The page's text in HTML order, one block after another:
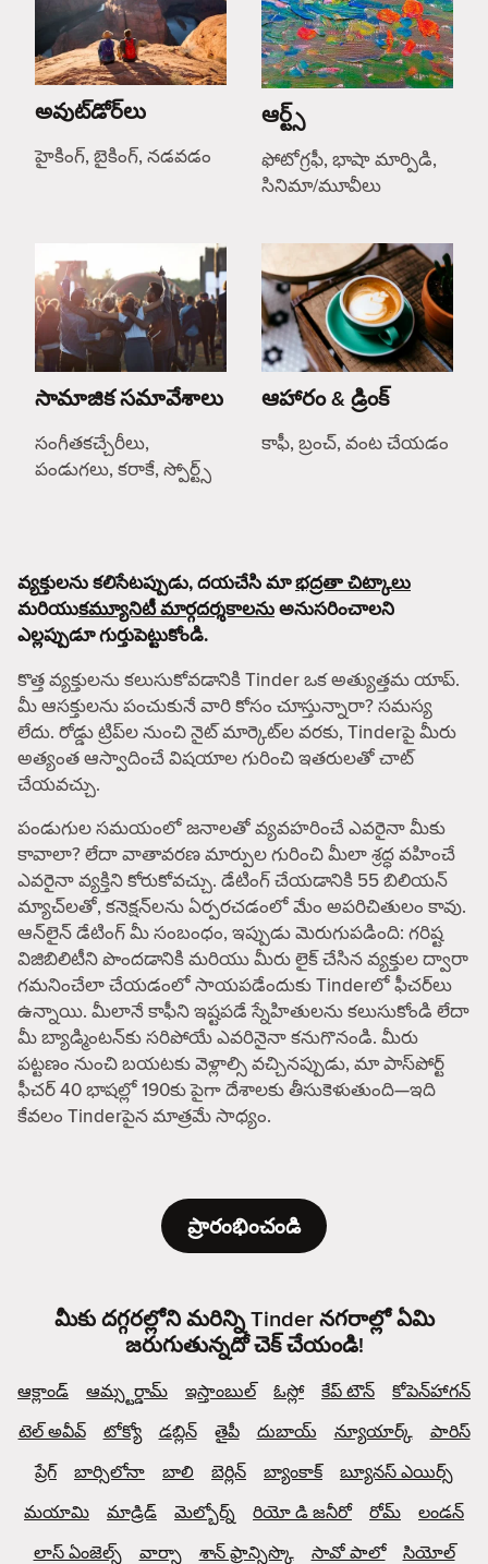
అవుట్‌డోర్‌లు
హైకింగ్, బైకింగ్, నడవడం
ఆర్ట్స్
ఫోటోగ్రఫీ, భాషా మార్పిడి,
సినిమా/మూవీలు
సామాజిక సమావేశాలు
సంగీతకచ్చేరీలు,
పండుగలు, కరాకే, స్పోర్ట్స్
ఆహారం & డ్రింక్
కాఫీ, బ్రంచ్, వంట చేయడం
వ్యక్తులను కలిసేటప్పుడు, దయచేసి మాభద్రతా చిట్కాలు
మరియుకమ్యూనిటీ మార్గదర్శకాలనుఅనుసరించాలని
ఎల్లప్పుడూ గుర్తుపెట్టుకోండి.
కొత్త వ్యక్తులను కలుసుకోవడానికి Tinder ఒక అత్యుత్తమ యాప్.
మీ ఆసక్తులను పంచుకునే వారి కోసం చూస్తున్నారా? సమస్య
లేదు. రోడ్డు ట్రిప్‌ల నుంచి నైట్ మార్కెట్‌ల వరకు, Tinderపై మీరు
అత్యంత ఆస్వాదించే విషయాల గురించి ఇతరులతో చాట్
చేయవచ్చు.
పండుగుల సమయంలో జనాలతో వ్యవహరించే ఎవరైనా మీకు
కావాలా? లేదా వాతావరణ మార్పుల గురించి మీలా శ్రద్ధ వహించే
ఎవరైనా వ్యక్తిని కోరుకోవచ్చు. డేటింగ్ చేయడానికి 55 బిలియన్
మ్యాచ్‌లతో, కనెక్షన్‌లను ఏర్పరచడంలో మేం అపరిచితులం కావు.
ఆన్‌లైన్ డేటింగ్ మీ సంబంధం, ఇప్పుడు మెరుగుపడింది: గరిష్ట
విజిబిలిటీని పొందడానికి మరియు మీరు లైక్ చేసిన వ్యక్తుల ద్వారా
గమనించేలా చేయడంలో సాయపడేందుకు Tinderలో ఫీచర్‌లు
ఉన్నాయి. మీలానే కాఫీని ఇష్టపడే స్నేహితులను కలుసుకోండి లేదా
మీ బ్యాడ్మింటన్‌కు సరిపోయే ఎవరినైనా కనుగొనండి. మీరు
పట్టణం నుంచి బయటకు వెళ్లాల్సి వచ్చినప్పుడు, మా పాస్‌పోర్ట్
ఫీచర్ 40 భాషల్లో 190కు పైగా దేశాలకు తీసుకెళుతుంది—ఇది
కేవలం Tinderపైన మాత్రమే సాధ్యం.
ప్రారంభించండి
మీకు దగ్గరల్లోని మరిన్ని Tinder నగరాల్లో ఏమి
జరుగుతున్నదో చెక్ చేయండి!
ఆక్లాండ్ ఆమ్స్టర్డామ్ ఇస్తాంబుల్ ఓస్లో కేప్ టౌన్
కోపెన్‌హాగన్
టెల్ అవీవ్
టోక్యో డబ్లిన్ తైపీ దుబాయ్ న్యూయార్క్
పారిస్
ప్రేగ్
బార్సిలోనా బాలి బెర్లిన్ బ్యాంకాక్
బ్యూనస్ ఎయిర్స్
మయామి
మాడ్రిడ్ మెల్బోర్న్ రియో డి జనీరో రోమ్
లండన్
లాస్ ఏంజెల్స్
వార్సా శాన్ ఫ్రాన్సిస్కొ సావో పాలో
సియోల్